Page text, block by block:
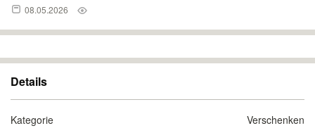
08.05.2026
Details
Kategorie Verschenken